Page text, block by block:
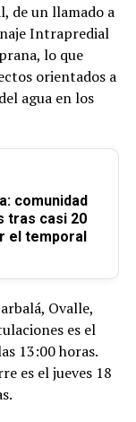
de un llamado a
Intrapredial
lo que
orientados a
agua en los
comunidad
tras casi 20
el temporal
Ovalle,
es el
13:00 horas.
es el jueves 18